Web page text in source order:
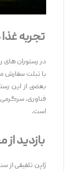
تجربه
در رستوران‌ های
با تبلت سفارش
بعضی از این
فناوری، سرگرمی
است.
بازدید
ژاپن تلفیقی از